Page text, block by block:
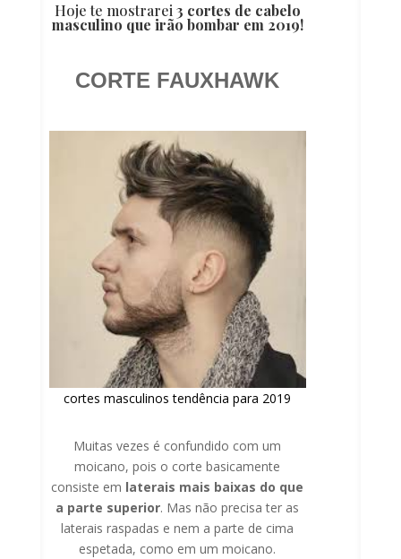
Hoje te mostrarei3 cortes de cabelo
masculino que irão bombar em 2019!
CORTE FAUXHAWK
cortes masculinos tendência para 2019
Muitas vezes é confundido com um
moicano, pois o corte basicamente
consiste em laterais mais baixas do que
a parte superior. Mas não precisa ter as
laterais raspadas e nem a parte de cima
espetada, como em um moicano.